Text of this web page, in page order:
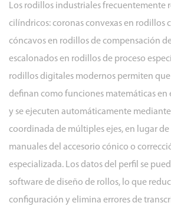
Los rodillos industriales frecuentemente
cilíndricos: coronas convexas en rodillos
cóncavos en rodillos de compensación
escalonados en rodillos de proceso
rodillos digitales modernos permiten que
definan como funciones matemáticas en
y se ejecuten automáticamente
coordinada de múltiples ejes, en lugar
manuales del accesorio cónico o
especializada. Los datos del perfil se
software de diseño de rollos, lo que
configuración y elimina errores de